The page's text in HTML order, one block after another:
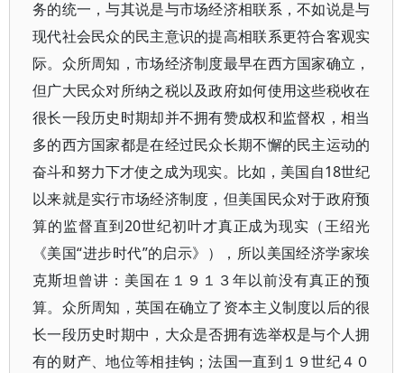
务的统一，与其说是与市场经济相联系，不如说是与
现代社会民众的民主意识的提高相联系更符合客观实
际。众所周知，市场经济制度最早在西方国家确立，
但广大民众对所纳之税以及政府如何使用这些税收在
很长一段历史时期却并不拥有赞成权和监督权，相当
多的西方国家都是在经过民众长期不懈的民主运动的
奋斗和努力下才使之成为现实。比如，美国自18世纪
以来就是实行市场经济制度，但美国民众对于政府预
算的监督直到20世纪初叶才真正成为现实（王绍光
《美国“进步时代”的启示》），所以美国经济学家埃
克斯坦曾讲：美国在１９１３年以前没有真正的预
算。众所周知，英国在确立了资本主义制度以后的很
长一段历史时期中，大众是否拥有选举权是与个人拥
有的财产、地位等相挂钩；法国一直到１９世纪４０